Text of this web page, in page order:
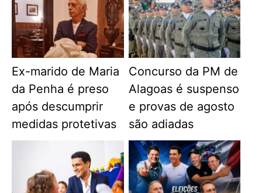
Ex-marido de Maria
da Penha é preso
após descumprir
medidas protetivas
Concurso da PM de
Alagoas é suspenso
e provas de agosto
são adiadas